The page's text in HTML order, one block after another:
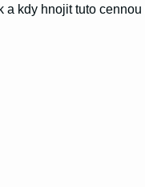
a kdy hnojit tuto cennou